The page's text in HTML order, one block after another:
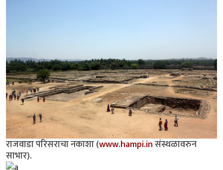
राजवाडा परिसराचा नकाशा (www.hampi.inसंस्थळावरुन
साभार).